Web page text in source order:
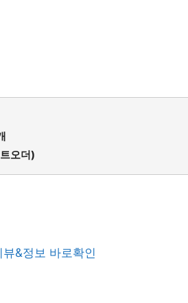
오더)
뷰&정보 바로확인